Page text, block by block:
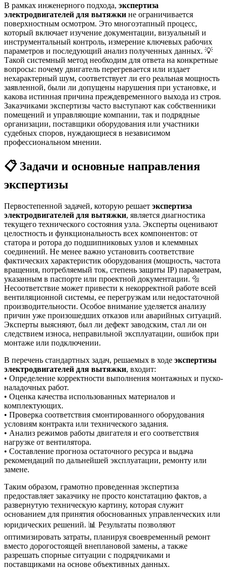
В рамках инженерного подхода, экспертиза
электродвигателей для вытяжки не ограничивается
поверхностным осмотром. Это многоэтапный процесс,
который включает изучение документации, визуальный и
инструментальный контроль, измерение ключевых рабочих
параметров и последующий анализ полученных данных. 💡
Такой системный метод необходим для ответа на конкретные
вопросы: почему двигатель перегревается или издает
нехарактерный шум, соответствует ли его реальная мощность
заявленной, были ли допущены нарушения при установке, и
какова истинная причина преждевременного выхода из строя.
Заказчиками экспертизы часто выступают как собственники
помещений и управляющие компании, так и подрядные
организации, поставщики оборудования или участники
судебных споров, нуждающиеся в независимом
профессиональном мнении.
📋 Задачи и основные направления
экспертизы
Первостепенной задачей, которую решает экспертиза
электродвигателей для вытяжки, является диагностика
текущего технического состояния узла. Эксперты оценивают
целостность и функциональность всех компонентов: от
статора и ротора до подшипниковых узлов и клеммных
соединений. Не менее важно установить соответствие
фактических характеристик оборудования (мощность, частота
вращения, потребляемый ток, степень защиты IP) параметрам,
указанным в паспорте или проектной документации. 🔩
Несоответствие может привести к некорректной работе всей
вентиляционной системы, ее перегрузкам или недостаточной
производительности. Особое внимание уделяется анализу
причин уже произошедших отказов или аварийных ситуаций.
Эксперты выясняют, был ли дефект заводским, стал ли он
следствием износа, неправильной эксплуатации, ошибок при
монтаже или подключении.
В перечень стандартных задач, решаемых в ходе экспертизы
электродвигателей для вытяжки, входит:
• Определение корректности выполнения монтажных и пуско-
наладочных работ.
• Оценка качества использованных материалов и
комплектующих.
• Проверка соответствия смонтированного оборудования
условиям контракта или технического задания.
• Анализ режимов работы двигателя и его соответствия
нагрузке от вентилятора.
• Составление прогноза остаточного ресурса и выдача
рекомендаций по дальнейшей эксплуатации, ремонту или
замене.
Таким образом, грамотно проведенная экспертиза
предоставляет заказчику не просто констатацию фактов, а
развернутую техническую картину, которая служит
основанием для принятия обоснованных управленческих или
юридических решений. 📊 Результаты позволяют
оптимизировать затраты, планируя своевременный ремонт
вместо дорогостоящей внеплановой замены, а также
разрешать спорные ситуации с подрядчиками и
поставщиками на основе объективных данных.